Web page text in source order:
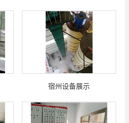
宿州设备展示